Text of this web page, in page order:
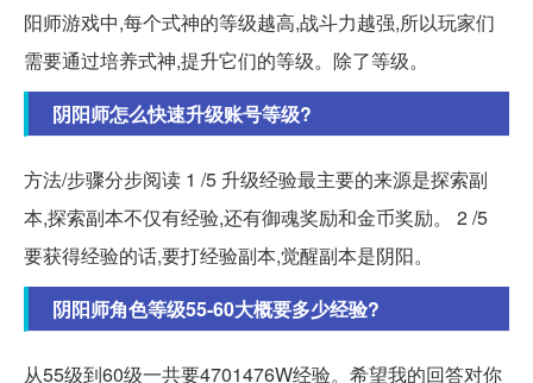
阳师游戏中,每个式神的等级越高,战斗力越强,所以玩家们
需要通过培养式神,提升它们的等级。除了等级。
阴阳师怎么快速升级账号等级?
方法/步骤分步阅读 1 /5 升级经验最主要的来源是探索副
本,探索副本不仅有经验,还有御魂奖励和金币奖励。 2 /5
要获得经验的话,要打经验副本,觉醒副本是阴阳。
阴阳师角色等级55-60大概要多少经验?
从55级到60级一共要4701476W经验。希望我的回答对你